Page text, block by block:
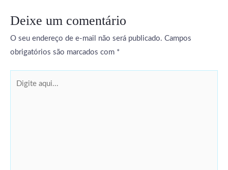
Deixe um comentário
O seu endereço de e-mail não será publicado. Campos
obrigatórios são marcados com *